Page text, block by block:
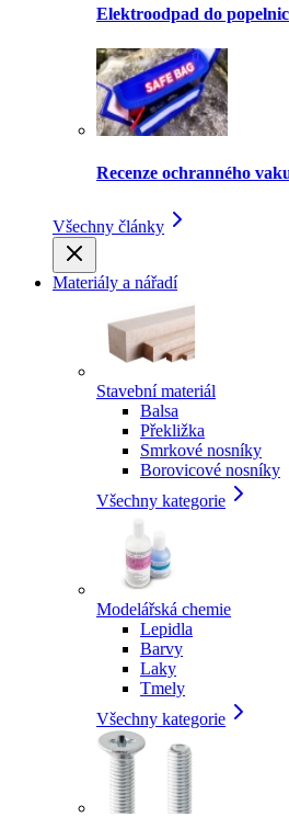
Elektroodpad do
Recenze ochranného
Všechny články
Materiály a nářadí
Stavební materiál
Balsa
Překližka
Smrkové nosníky
Borovicové nosníky
Všechny kategorie
Modelářská chemie
Lepidla
Barvy
Laky
Tmely
Všechny kategorie